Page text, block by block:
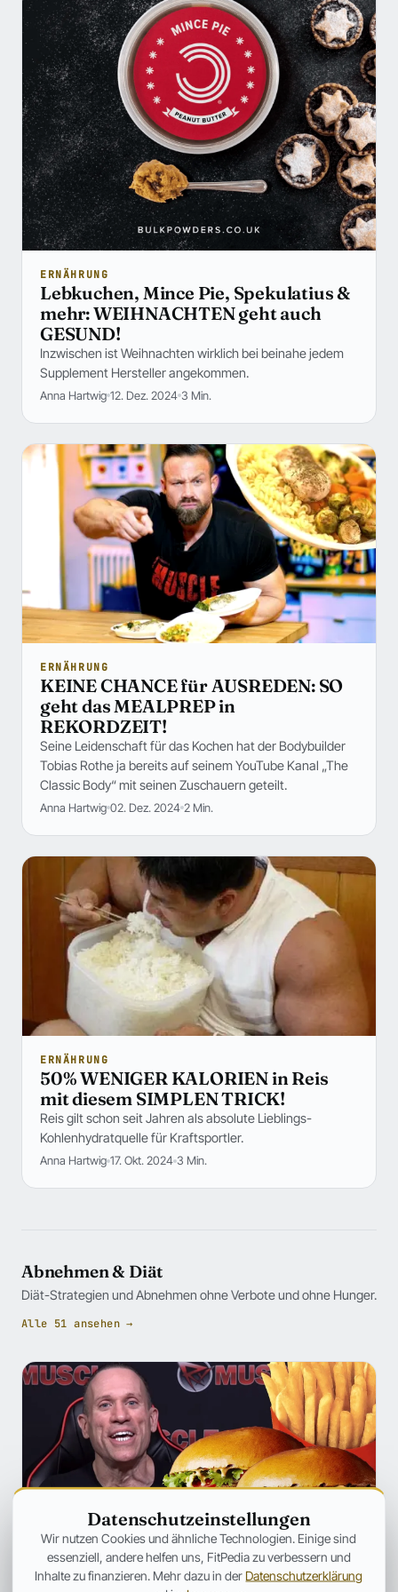
ERNÄHRUNG
Lebkuchen, Mince Pie, Spekulatius &
mehr: WEIHNACHTEN geht auch
GESUND!
Inzwischen ist Weihnachten wirklich bei beinahe jedem
Supplement Hersteller angekommen.
Anna Hartwig 12. Dez. 2024 3 Min.
ERNÄHRUNG
KEINE CHANCE für AUSREDEN: SO
geht das MEALPREP in
REKORDZEIT!
Seine Leidenschaft für das Kochen hat der Bodybuilder
Tobias Rothe ja bereits auf seinem YouTube Kanal „The
Classic Body“ mit seinen Zuschauern geteilt.
Anna Hartwig 02. Dez. 2024 2 Min.
ERNÄHRUNG
50% WENIGER KALORIEN in Reis
mit diesem SIMPLEN TRICK!
Reis gilt schon seit Jahren als absolute Lieblings-
Kohlenhydratquelle für Kraftsportler.
Anna Hartwig 17. Okt. 2024 3 Min.
Abnehmen & Diät
Diät-Strategien und Abnehmen ohne Verbote und ohne Hunger.
Alle 51 ansehen →
ERNÄHRUNG
Datenschutzeinstellungen
Wir nutzen Cookies und ähnliche Technologien. Einige sind
essenziell, andere helfen uns, FitPedia zu verbessern und
Inhalte zu finanzieren. Mehr dazu in der Datenschutzerklärung